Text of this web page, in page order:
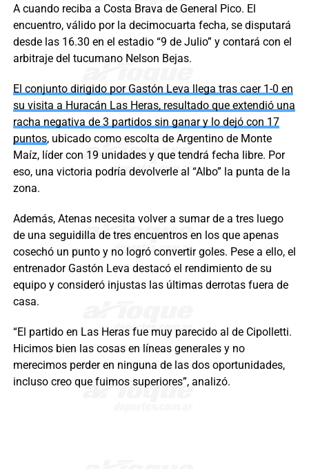
A cuando reciba a Costa Brava de General Pico. El
encuentro, válido por la decimocuarta fecha, se disputará
desde las 16.30 en el estadio “9 de Julio” y contará con el
arbitraje del tucumano Nelson Bejas.
El conjunto dirigido por Gastón Leva llega tras caer 1-0 en
su visita a Huracán Las Heras, resultado que extendió una
racha negativa de 3 partidos sin ganar y lo dejó con 17
puntos, ubicado como escolta de Argentino de Monte
Maíz, líder con 19 unidades y que tendrá fecha libre. Por
eso, una victoria podría devolverle al “Albo” la punta de la
zona.
Además, Atenas necesita volver a sumar de a tres luego
de una seguidilla de tres encuentros en los que apenas
cosechó un punto y no logró convertir goles. Pese a ello, el
entrenador Gastón Leva destacó el rendimiento de su
equipo y consideró injustas las últimas derrotas fuera de
casa.
“El partido en Las Heras fue muy parecido al de Cipolletti.
Hicimos bien las cosas en líneas generales y no
merecimos perder en ninguna de las dos oportunidades,
incluso creo que fuimos superiores”, analizó.